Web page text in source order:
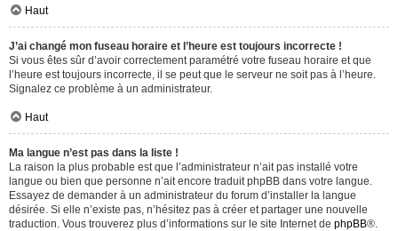
Haut
J’ai changé mon fuseau horaire et l’heure est toujours incorrecte !
Si vous êtes sûr d’avoir correctement paramétré votre fuseau horaire et que
l’heure est toujours incorrecte, il se peut que le serveur ne soit pas à l’heure.
Signalez ce problème à un administrateur.
Haut
Ma langue n’est pas dans la liste !
La raison la plus probable est que l’administrateur n’ait pas installé votre
langue ou bien que personne n’ait encore traduit phpBB dans votre langue.
Essayez de demander à un administrateur du forum d’installer la langue
désirée. Si elle n’existe pas, n’hésitez pas à créer et partager une nouvelle
traduction. Vous trouverez plus d’informations sur le site Internet de phpBB®.